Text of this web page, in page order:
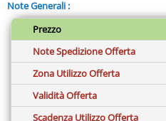
Note Generali :
Prezzo
Note Spedizione Offerta
Zona Utilizzo Offerta
Validità Offerta
Scadenza Utilizzo Offerta